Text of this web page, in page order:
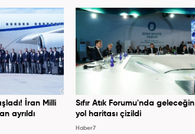
İran Milli
ayrıldı
Sıfır Atık Forumu'nda geleceğin
yol haritası çizildi
Haber7